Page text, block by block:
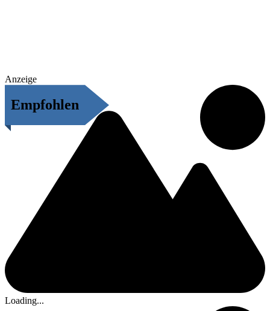
Anzeige
Empfohlen
Loading...